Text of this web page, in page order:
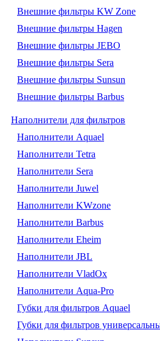
Внешние фильтры KW Zone
Внешние фильтры Hagen
Внешние фильтры JEBO
Внешние фильтры Sera
Внешние фильтры Sunsun
Внешние фильтры Barbus
Наполнители для фильтров
Наполнители Aquael
Наполнители Tetra
Наполнители Sera
Наполнители Juwel
Наполнители KWzone
Наполнители Barbus
Наполнители Eheim
Наполнители JBL
Наполнители VladOx
Наполнители Aqua-Pro
Губки для фильтров Aquael
Губки для фильтров